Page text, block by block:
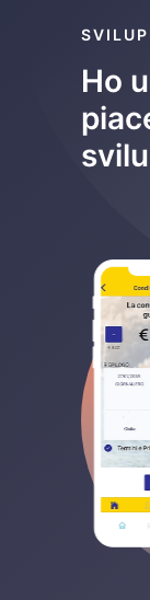
Ho